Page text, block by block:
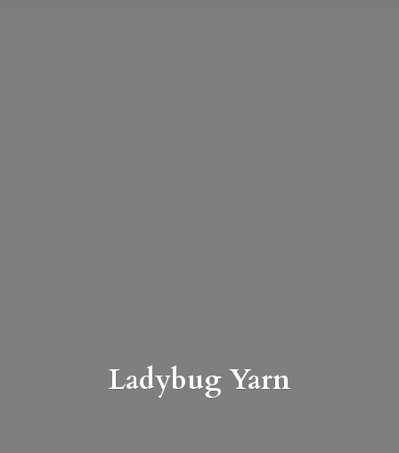
Ladybug Yarn